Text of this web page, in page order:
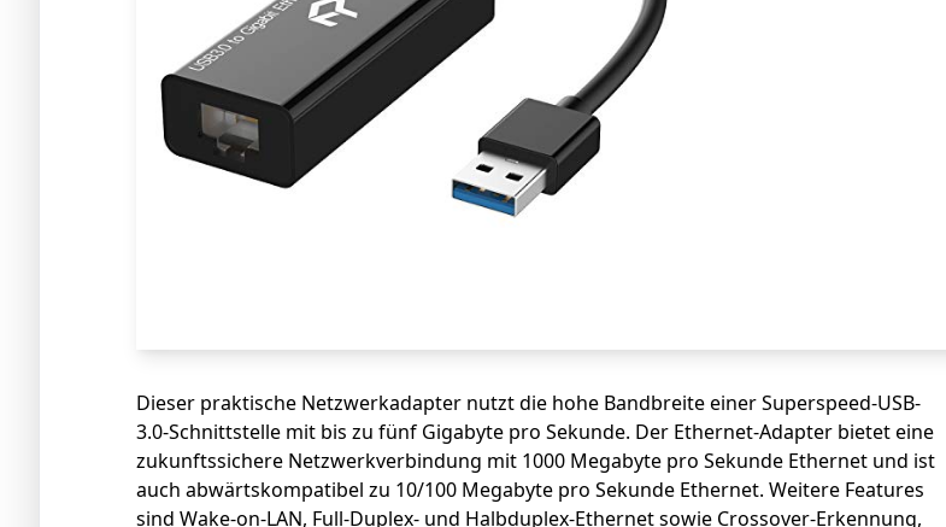
Dieser praktische Netzwerkadapter nutzt die hohe Bandbreite einer Superspeed-USB-
3.0-Schnittstelle mit bis zu fünf Gigabyte pro Sekunde. Der Ethernet-Adapter bietet eine
zukunftssichere Netzwerkverbindung mit 1000 Megabyte pro Sekunde Ethernet und ist
auch abwärtskompatibel zu 10/100 Megabyte pro Sekunde Ethernet. Weitere Features
sind Wake-on-LAN, Full-Duplex- und Halbduplex-Ethernet sowie Crossover-Erkennung,